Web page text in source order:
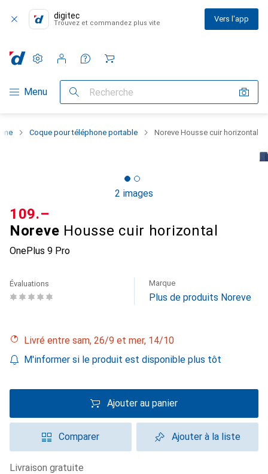
digitec
Trouvez et commandez plus vite Vers l'app
Navigation par catégorie
Menu Recherche
Paramètres
Compte client
Listes de comparaison
Listes d'envies
Panier
Coque pour téléphone portable Noreve Housse cuir horizontal
2 images
Noreve Housse cuir horizontal
OnePlus 9 Pro
CHF
109.–
Évaluations Marque
Plus de produits Noreve
Livré entre sam, 26/9 et mer, 14/10
M'informer si le produit est disponible plus tôt
Ajouter au panier
Comparer Ajouter à la liste
livraison gratuite